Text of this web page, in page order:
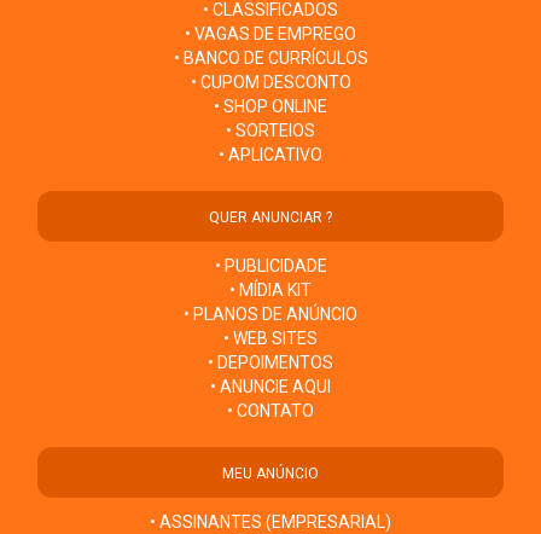
• CLASSIFICADOS
• VAGAS DE EMPREGO
• BANCO DE CURRÍCULOS
• CUPOM DESCONTO
• SHOP ONLINE
• SORTEIOS
• APLICATIVO
QUER ANUNCIAR ?
• PUBLICIDADE
• MÍDIA KIT
• PLANOS DE ANÚNCIO
• WEB SITES
• DEPOIMENTOS
• ANUNCIE AQUI
• CONTATO
MEU ANÚNCIO
• ASSINANTES (EMPRESARIAL)